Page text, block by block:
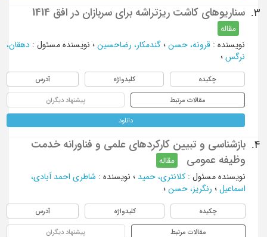
3. سناریوهای کاشت ریزتراشه برای سربازان در افق 1414
مقاله
نویسنده: قرونه، حسن؛ گندمکار، رضاحسین؛ نویسنده مسئول : دهقان،
نرگس ؛
چکیده کلیدواژه آدرس
مقالات مرتبط پیشنهاد دیگران
دانلود
4.
بازشناسی و تبیین کارکردهای علمی و فناورانه خدمت
وظیفه عمومی
مقاله
نویسنده مسئول : کلانتری، حمید؛ نویسنده: شاطری احمد آبادی،
اسماعیل ؛ رنگریز، حسن؛
چکیده کلیدواژه آدرس
مقالات مرتبط پیشنهاد دیگران